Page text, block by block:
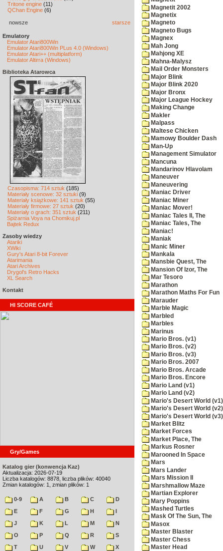
Tritone engine (11)
QChan Engine (6)
nowsze starsze
Emulatory
Emulator Atari800Win
Emulator Atari800Win PLus 4.0 (Windows)
Emulator Atari++ (multiplatform)
Emulator Altirra (Windows)
Biblioteka Atarowca
Czasopisma: 714 sztuk (185)
Materiały scenowe: 32 sztuki (9)
Materiały książkowe: 141 sztuk (55)
Materiały firmowe: 27 sztuk (20)
Materiały o grach: 351 sztuk (211)
Spiżarnia Voya na Chomikuj.pl
Bajtek Redux
Zasoby wiedzy
Atariki
XWiki
Gury's Atari 8-bit Forever
Atarimania
Atari Archives
Drygol's Retro Hacks
XL Search
Kontakt
HI SCORE CAFÉ
Gry/Games
Katalog gier (konwencja Kaz)
Aktualizacja: 2026-07-19
Liczba katalogów: 8878, liczba plików: 40040
Zmian katalogów: 1, zmian plików: 1
0-9 A B C
D
E
F G H
I
J
K L M
N
O
P Q R
S
T
U V W
X
Magnetit 2002
Magnetix
Magneto
Magneto Bugs
Magnex
Mah Jong
Mahjong XE
Mahna-Malysz
Mail Order Monsters
Major Blink
Major Blink 2020
Major Bronx
Major League Hockey
Making Change
Makler
Malpass
Maltese Chicken
Mamowy Boulder Dash
Man-Up
Management Simulator
Mancuna
Mandarinov Hlavolam
Maneuver
Maneuvering
Maniac Driver
Maniac Miner
Maniac Mover!
Maniac Tales II, The
Maniac Tales, The
Maniac!
Maniak
Manic Miner
Mankala
Mansbie Quest, The
Mansion Of Izor, The
Mar Tesoro
Marathon
Marathon Maths For Fun
Marauder
Marble Magic
Marbled
Marbles
Marinus
Mario Bros. (v1)
Mario Bros. (v2)
Mario Bros. (v3)
Mario Bros. 2007
Mario Bros. Arcade
Mario Bros. Encore
Mario Land (v1)
Mario Land (v2)
Mario's Desert World (v1)
Mario's Desert World (v2)
Mario's Desert World (v3)
Market Blitz
Market Forces
Market Place, The
Markus Rosner
Marooned In Space
Mars
Mars Lander
Mars Mission II
Marshmallow Maze
Martian Explorer
Mary Poppins
Mashed Turtles
Mask Of The Sun, The
Masox
Master Blaster
Master Chess
Master Head